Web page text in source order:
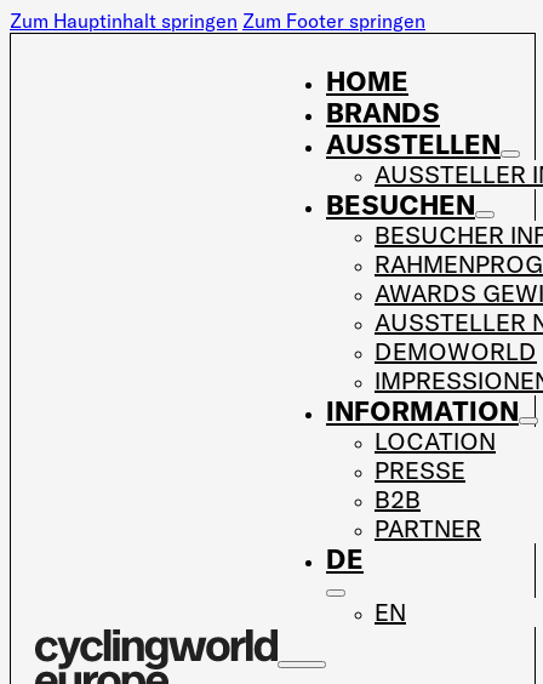
Zum Hauptinhalt springen Zum Footer springen
HOME
BRANDS
AUSSTELLEN
AUSSTELLER
BESUCHEN
BESUCHER
AWARDS
AUSSTELLER
DEMOWORLD
INFORMATION
LOCATION
PRESSE
B2B
PARTNER
DE
EN